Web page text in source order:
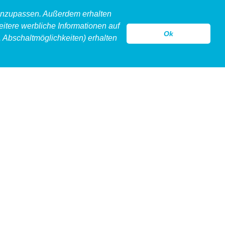
Außerdem erhalten
werbliche Informationen auf
erhalten
Ok
hollow kontakt